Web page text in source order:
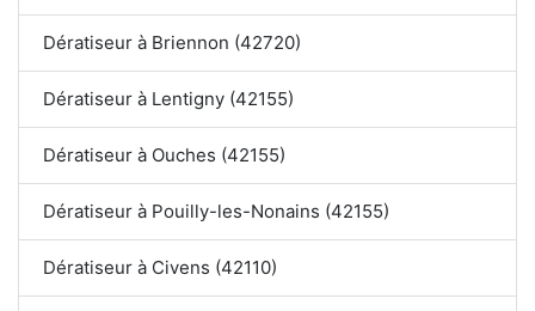
Dératiseur à Briennon (42720)
Dératiseur à Lentigny (42155)
Dératiseur à Ouches (42155)
Dératiseur à Pouilly-les-Nonains (42155)
Dératiseur à Civens (42110)